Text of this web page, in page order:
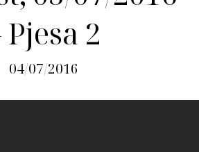
Pjesa 2
04/07/2016